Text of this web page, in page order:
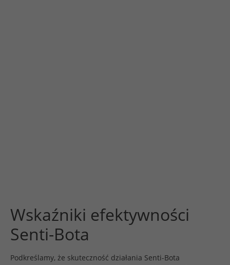
Wskaźniki efektywności
Senti-Bota
Podkreślamy, że skuteczność działania Senti-Bota